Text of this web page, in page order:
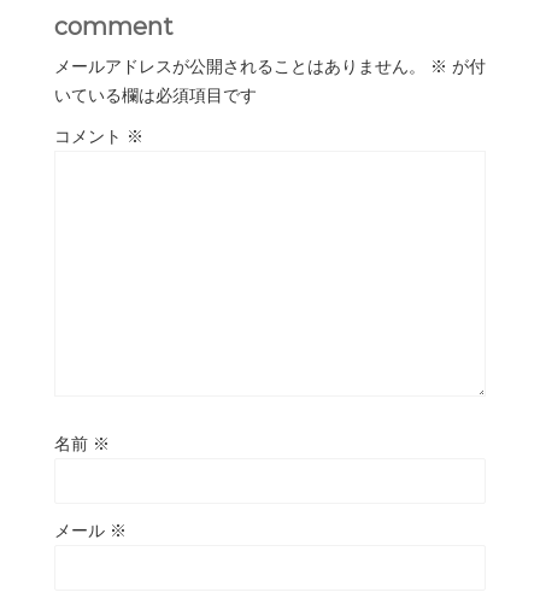
comment
メールアドレスが公開されることはありません。 ※ が付
いている欄は必須項目です
コメント ※
名前 ※
メール ※